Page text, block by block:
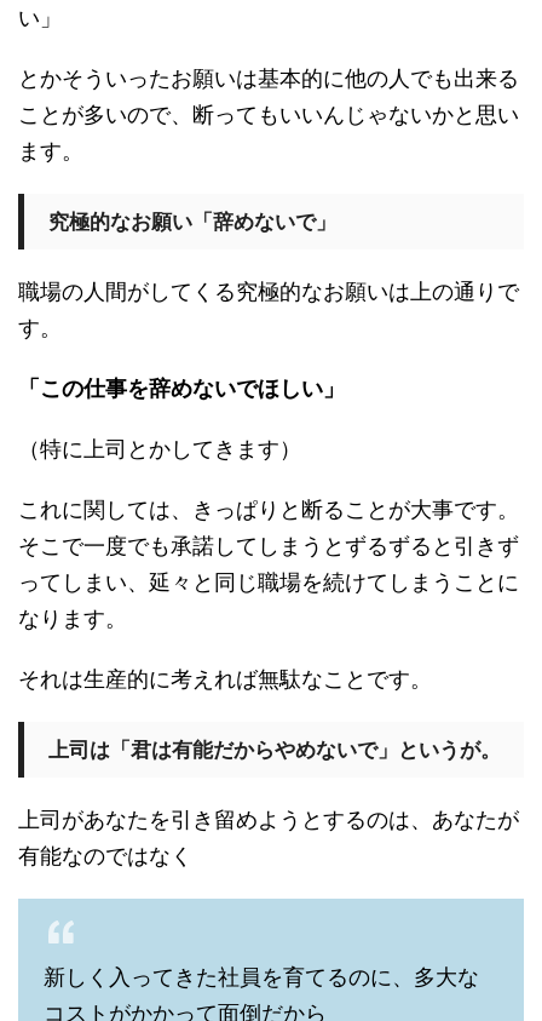
い」
とかそういったお願いは基本的に他の人でも出来る
ことが多いので、断ってもいいんじゃないかと思い
ます。
究極的なお願い「辞めないで」
職場の人間がしてくる究極的なお願いは上の通りで
す。
「この仕事を辞めないでほしい」
（特に上司とかしてきます）
これに関しては、きっぱりと断ることが大事です。
そこで一度でも承諾してしまうとずるずると引きず
ってしまい、延々と同じ職場を続けてしまうことに
なります。
それは生産的に考えれば無駄なことです。
上司は「君は有能だからやめないで」というが。
上司があなたを引き留めようとするのは、あなたが
有能なのではなく
新しく入ってきた社員を育てるのに、多大な
コストがかかって面倒だから